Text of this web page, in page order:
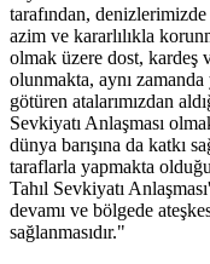
tarafından,
azim ve kararlılıkla
olmak üzere dost, kardeş
olunmakta, aynı
götüren atalarımızdan
Sevkiyatı Anlaşması
dünya barışına da katkı
taraflarla yapmakta
Tahıl Sevkiyatı
devamı ve bölgede
sağlanmasıdır."